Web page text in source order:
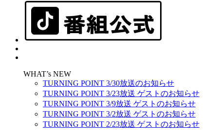
WHAT’s NEW
TURNING POINT 3/30放送のお知らせ
TURNING POINT 3/23放送 ゲストのお知らせ
TURNING POINT 3/9放送 ゲストのお知らせ
TURNING POINT 3/2放送 ゲストのお知らせ
TURNING POINT 2/23放送 ゲストのお知らせ